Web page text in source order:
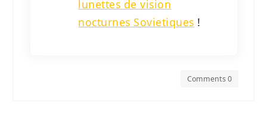
lunettes de vision
nocturnes Sovietiques !
Comments 0